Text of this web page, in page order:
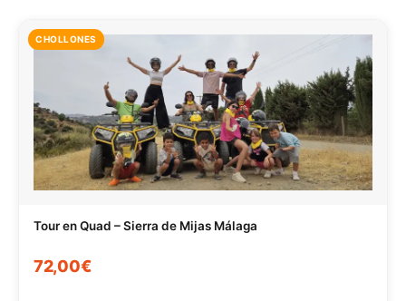
CHOLLONES
Tour en Quad – Sierra de Mijas Málaga
72,00€